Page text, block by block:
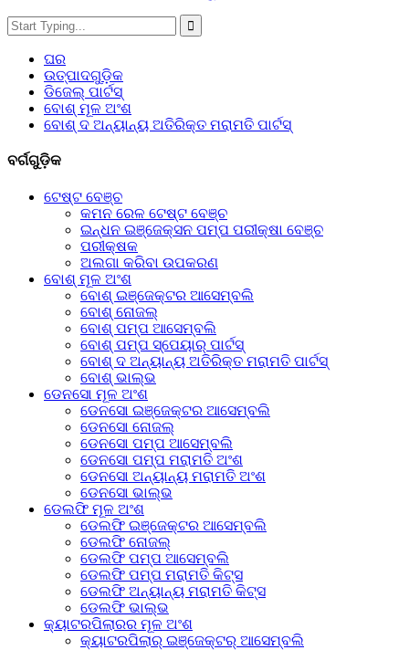
ଘର
ଉତ୍ପାଦଗୁଡ଼ିକ
ଡିଜେଲ୍ ପାର୍ଟସ୍
ବୋଶ୍ ମୂଳ ଅଂଶ
ବୋଶ୍ ଦ ଅନ୍ୟାନ୍ୟ ଅତିରିକ୍ତ ମରାମତି ପାର୍ଟସ୍
ବର୍ଗଗୁଡ଼ିକ
ଟେଷ୍ଟ ବେଞ୍ଚ
କମନ ରେଳ ଟେଷ୍ଟ ବେଞ୍ଚ
ଇନ୍ଧନ ଇଞ୍ଜେକ୍ସନ ପମ୍ପ ପରୀକ୍ଷା ବେଞ୍ଚ
ପରୀକ୍ଷକ
ଅଲଗା କରିବା ଉପକରଣ
ବୋଶ୍ ମୂଳ ଅଂଶ
ବୋଶ୍ ଇଞ୍ଜେକ୍ଟର ଆସେମ୍ବଲି
ବୋଶ୍ ନୋଜଲ୍
ବୋଶ୍ ପମ୍ପ ଆସେମ୍ବଲି
ବୋଶ୍ ପମ୍ପ ସ୍ପେୟାର୍ ପାର୍ଟସ୍
ବୋଶ୍ ଦ ଅନ୍ୟାନ୍ୟ ଅତିରିକ୍ତ ମରାମତି ପାର୍ଟସ୍
ବୋଶ୍ ଭାଲ୍ଭ
ଡେନସୋ ମୂଳ ଅଂଶ
ଡେନସୋ ଇଞ୍ଜେକ୍ଟର ଆସେମ୍ବଲି
ଡେନସୋ ନୋଜଲ୍
ଡେନସୋ ପମ୍ପ ଆସେମ୍ବଲି
ଡେନସୋ ପମ୍ପ ମରାମତି ଅଂଶ
ଡେନସୋ ଅନ୍ୟାନ୍ୟ ମରାମତି ଅଂଶ
ଡେନସୋ ଭାଲ୍ଭ
ଡେଲଫି ମୂଳ ଅଂଶ
ଡେଲଫି ଇଞ୍ଜେକ୍ଟର ଆସେମ୍ବଲି
ଡେଲଫି ନୋଜଲ୍
ଡେଲଫି ପମ୍ପ ଆସେମ୍ବଲି
ଡେଲଫି ପମ୍ପ ମରାମତି କିଟ୍ସ
ଡେଲଫି ଅନ୍ୟାନ୍ୟ ମରାମତି କିଟ୍ସ
ଡେଲଫି ଭାଲ୍ଭ
କ୍ୟାଟରପିଲାରର ମୂଳ ଅଂଶ
କ୍ୟାଟରପିଲାର୍ ଇଞ୍ଜେକ୍ଟର୍ ଆସେମ୍ବଲି